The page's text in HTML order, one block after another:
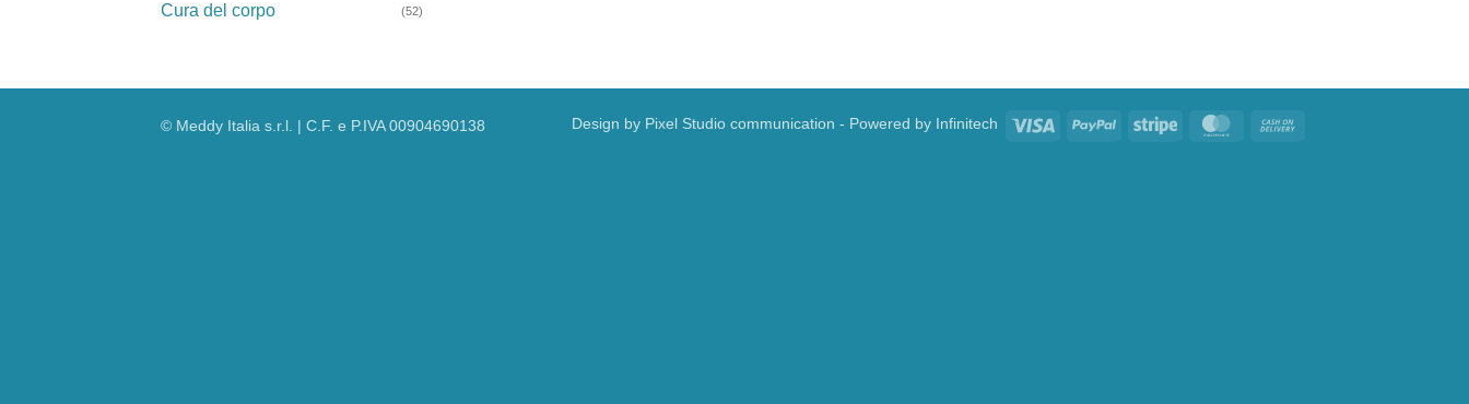
Cura del corpo (52)
Design by Pixel Studio communication - Powered by Infinitech Visa PayPal Stripe MasterCard
© Meddy Italia s.r.l. | C.F. e P.IVA 00904690138